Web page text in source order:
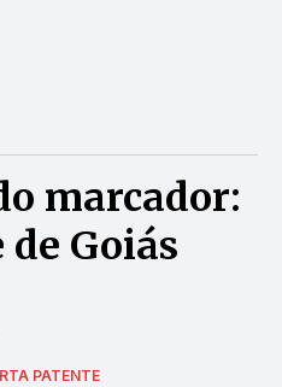
marcador:
de Goiás
PATENTE